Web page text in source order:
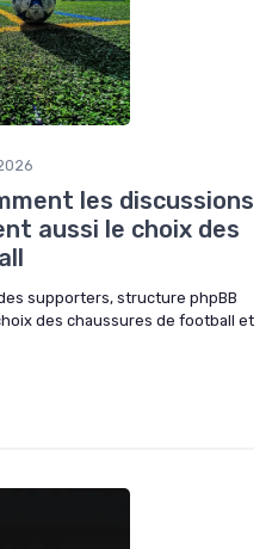
les discussions
aussi le choix des
supporters, structure phpBB
des chaussures de football et